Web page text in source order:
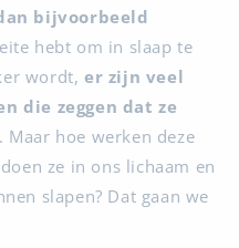
bijvoorbeeld
hebt om in slaap te
wordt,er zijn veel
die zeggen dat ze
. Maar hoe werken deze
ze in ons lichaam en
slapen? Dat gaan we